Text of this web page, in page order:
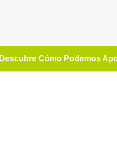
Descubre Cómo Podemos